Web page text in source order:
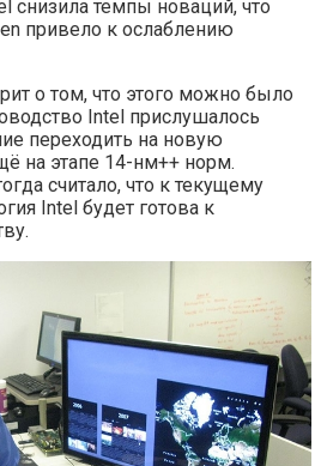
снизила темпы новаций, что
привело к ослаблению
о том, что этого можно было
Intel прислушалось
переходить на новую
на этапе 14-нм++ норм.
считало, что к текущему
Intel будет готова к